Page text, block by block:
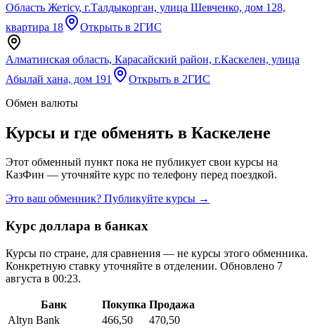
Область Жетісу, г.Талдыкорган, улица Шевченко, дом 128,
квартира 18
Открыть в 2ГИС
Алматинская область, Карасайский район, г.Каскелен, улица
Абылай хана, дом 191
Открыть в 2ГИС
Обмен валюты
Курсы и где обменять в Каскелене
Этот обменный пункт пока не публикует свои курсы на
КазФин — уточняйте курс по телефону перед поездкой.
Это ваш обменник? Публикуйте курсы →
Курс доллара в банках
Курсы по стране, для сравнения — не курсы этого обменника.
Конкретную ставку уточняйте в отделении. Обновлено 7
августа в 00:23.
Банк Покупка Продажа
Altyn Bank
466,50
470,50